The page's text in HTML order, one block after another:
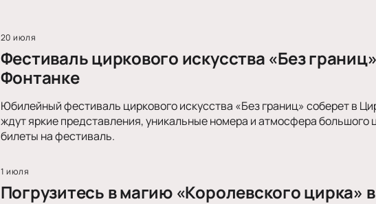
20 июля
Фестиваль циркового искусства «Без
Фонтанке
Юбилейный фестиваль циркового искусства «Без границ» соберет в
ждут яркие представления, уникальные номера и атмосфера
билеты на фестиваль.
1 июля
Погрузитесь в магию «Королевского цирка»